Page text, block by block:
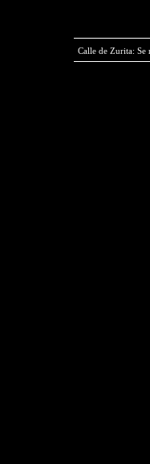
Calle de Zurita: Se